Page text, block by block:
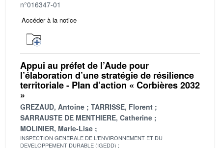
n°016347-01
Accéder à la notice
Appui au préfet de l’Aude pour
l’élaboration d’une stratégie de résilience
territoriale - Plan d’action « Corbières 2032
»
GREZAUD, Antoine
TARRISSE, Florent
SARRAUSTE DE MENTHIERE, Catherine
MOLINIER, Marie-Lise
INSPECTION GENERALE DE L'ENVIRONNEMENT ET DU
DEVELOPPEMENT DURABLE (IGEDD)